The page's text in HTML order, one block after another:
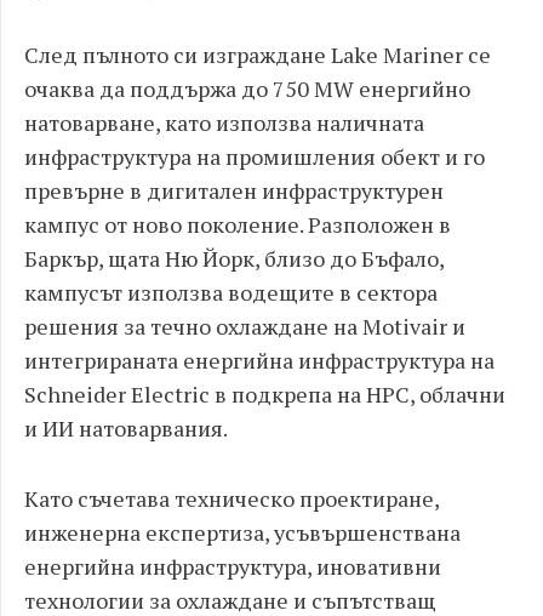
След пълното си изграждане Lake Mariner се
очаква да поддържа до 750 MW енергийно
натоварване, като използва наличната
инфраструктура на промишления обект и го
превърне в дигитален инфраструктурен
кампус от ново поколение. Разположен в
Баркър, щата Ню Йорк, близо до Бъфало,
кампусът използва водещите в сектора
решения за течно охлаждане на Motivair и
интегрираната енергийна инфраструктура на
Schneider Electric в подкрепа на HPC, облачни
и ИИ натоварвания.
Като съчетава техническо проектиране,
инженерна експертиза, усъвършенствана
енергийна инфраструктура, иновативни
технологии за охлаждане и съпътстващ